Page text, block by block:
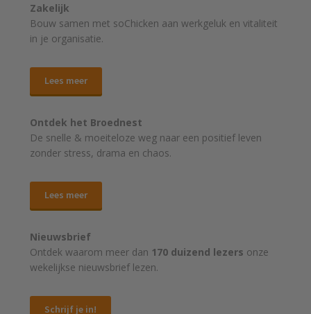
Zakelijk
Bouw samen met soChicken aan werkgeluk en vitaliteit
in je organisatie.
Lees meer
Ontdek het Broednest
De snelle & moeiteloze weg naar een positief leven
zonder stress, drama en chaos.
Lees meer
Nieuwsbrief
Ontdek waarom meer dan 170 duizend lezers onze
wekelijkse nieuwsbrief lezen.
Schrijf je in!